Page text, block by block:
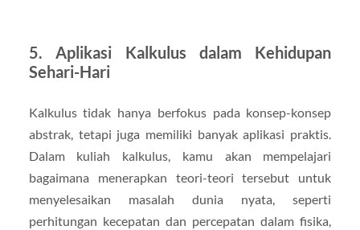
5. Aplikasi Kalkulus dalam Kehidupan
Sehari-Hari
Kalkulus tidak hanya berfokus pada konsep-konsep
abstrak, tetapi juga memiliki banyak aplikasi praktis.
Dalam kuliah kalkulus, kamu akan mempelajari
bagaimana menerapkan teori-teori tersebut untuk
menyelesaikan masalah dunia nyata, seperti
perhitungan kecepatan dan percepatan dalam fisika,